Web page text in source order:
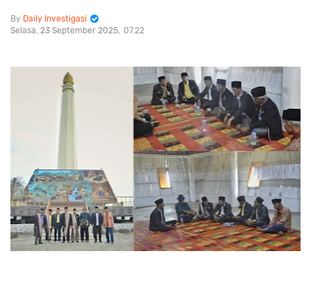
Daily Investigasi
Selasa, 23 September 2025 07.22